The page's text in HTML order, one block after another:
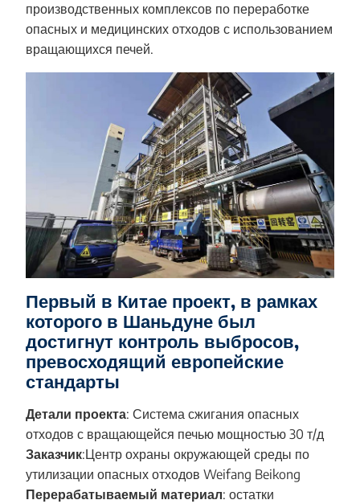
производственных комплексов по переработке
опасных и медицинских отходов с использованием
вращающихся печей.
Первый в Китае проект, в рамках
которого в Шаньдуне был
достигнут контроль выбросов,
превосходящий европейские
стандарты
Детали проекта: Система сжигания опасных
отходов с вращающейся печью мощностью 30 т/д
Заказчик:Центр охраны окружающей среды по
утилизации опасных отходов Weifang Beikong
Перерабатываемый материал: остатки